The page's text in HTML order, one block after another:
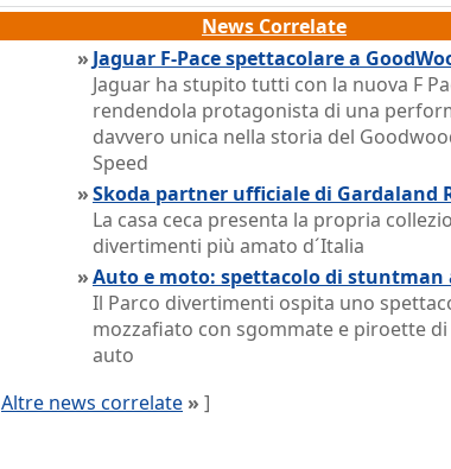
News Correlate
» Jaguar F-Pace spettacolare a
Jaguar ha stupito tutti con la nuova F
rendendola protagonista di una
davvero unica nella storia del
Speed
»Skoda partner ufficiale di Gardaland
La casa ceca presenta la propria
divertimenti più amato d´Italia
»Auto e moto: spettacolo di stuntman
Il Parco divertimenti ospita uno
mozzafiato con sgommate e piroette
auto
Altre news correlate » ]